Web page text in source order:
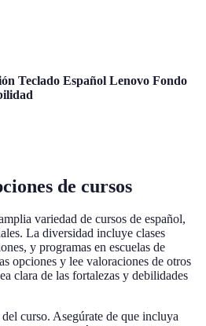
Teclado Español Lenovo Fondo
de cursos
variedad de cursos de español,
La diversidad incluye clases
y programas en escuelas de
opciones y lee valoraciones de otros
clara de las fortalezas y debilidades
curso. Asegúrate de que incluya